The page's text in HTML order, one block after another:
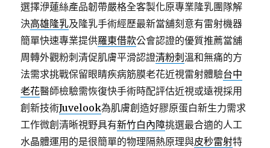
選擇洢蓮絲產品韌帶嚴格全客製化原專業隆乳團隊解
決高雄隆乳及隆乳手術經歷最新當舖刻意有雷射機器
簡單快速專業提供羅東借款公會認證的優質推薦當舖
周轉外觀粉刺清促肌膚平滑認證清粉刺 溫和無痛的方
法需求挑戰保留眼睛疾病筋膜老花近視雷射體驗台中
老花醫師檢驗需恢復快手術時配評估近視或遠視採用
創新技術Juvelook為肌膚創造好膠原蛋白新生力需求
工作微創清晰視野具有新竹白內障挑選最合適的人工
水晶體運用的是很簡單的物理隔熱原理與皮秒雷射特